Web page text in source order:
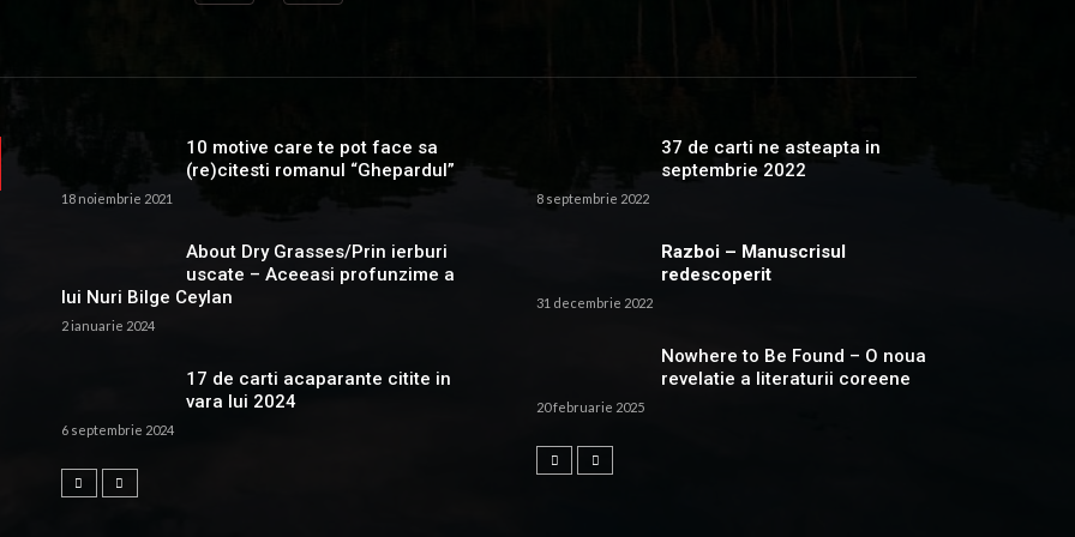
10 motive care te pot face sa
(re)citesti romanul “Ghepardul”
18 noiembrie 2021
About Dry Grasses/Prin ierburi
uscate – Aceeasi profunzime a
lui Nuri Bilge Ceylan
2 ianuarie 2024
17 de carti acaparante citite in
vara lui 2024
6 septembrie 2024
37 de carti ne asteapta in
septembrie 2022
8 septembrie 2022
Razboi – Manuscrisul
redescoperit
31 decembrie 2022
Nowhere to Be Found – O noua
revelatie a literaturii coreene
20 februarie 2025